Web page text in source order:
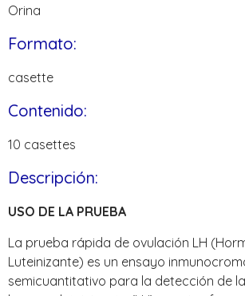
Orina
Formato:
casette
Contenido:
10 casettes
Descripción:
USO DE LA PRUEBA
La prueba rápida de ovulación LH
Luteinizante) es un ensayo
semicuantitativo para la detección de